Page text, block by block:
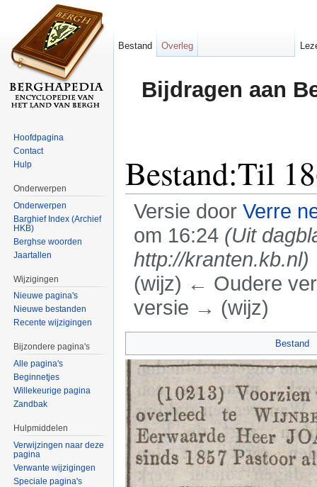
Bijdragen aan
Bestand:Til
Versie door Verre
om 16:24 (Uit
http://kranten.kb.nl)
(wijz) ← Oudere
versie → (wijz)
Bestand
Bestand Overleg
Hoofdpagina
Contact
Hulp
Onderwerpen
Onderwerpen
Barghief Index (Archief
HKB)
Berghse woorden
Jaartallen
Wijzigingen
Nieuwe pagina's
Nieuwe bestanden
Recente wijzigingen
Bijzondere pagina's
Alle pagina's
Beginnetjes
Willekeurige pagina
Zandbak
Hulpmiddelen
Verwijzingen naar deze
pagina
Verwante wijzigingen
Speciale pagina's